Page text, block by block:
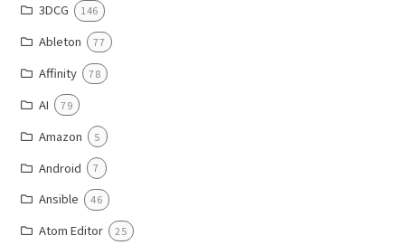
3DCG 146
Ableton 77
Affinity 78
AI 79
Amazon 5
Android 7
Ansible 46
Atom Editor 25